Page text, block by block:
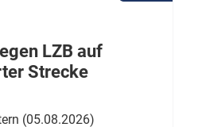
LZB auf
Strecke
(05.08.2026)